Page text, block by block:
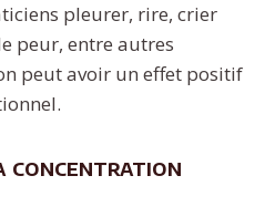
pleurer, rire, crier
peur, entre autres
peut avoir un effet positif
concentration